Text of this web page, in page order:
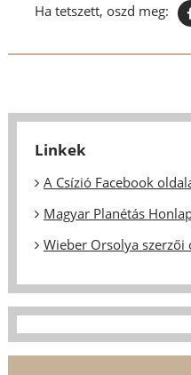
Ha tetszett, oszd meg:
Linkek
A Csízió Facebook
Magyar Planétás
Wieber Orsolya szerzői